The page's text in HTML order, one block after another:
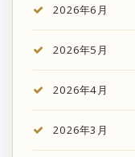
2026年6月
2026年5月
2026年4月
2026年3月